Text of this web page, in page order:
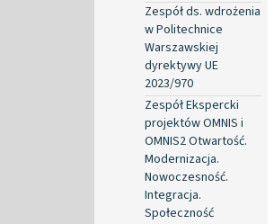
Zespół ds. wdrożenia
w Politechnice
Warszawskiej
dyrektywy UE
2023/970
Zespół Ekspercki
projektów OMNIS i
OMNIS2 Otwartość.
Modernizacja.
Nowoczesność.
Integracja.
Społeczność